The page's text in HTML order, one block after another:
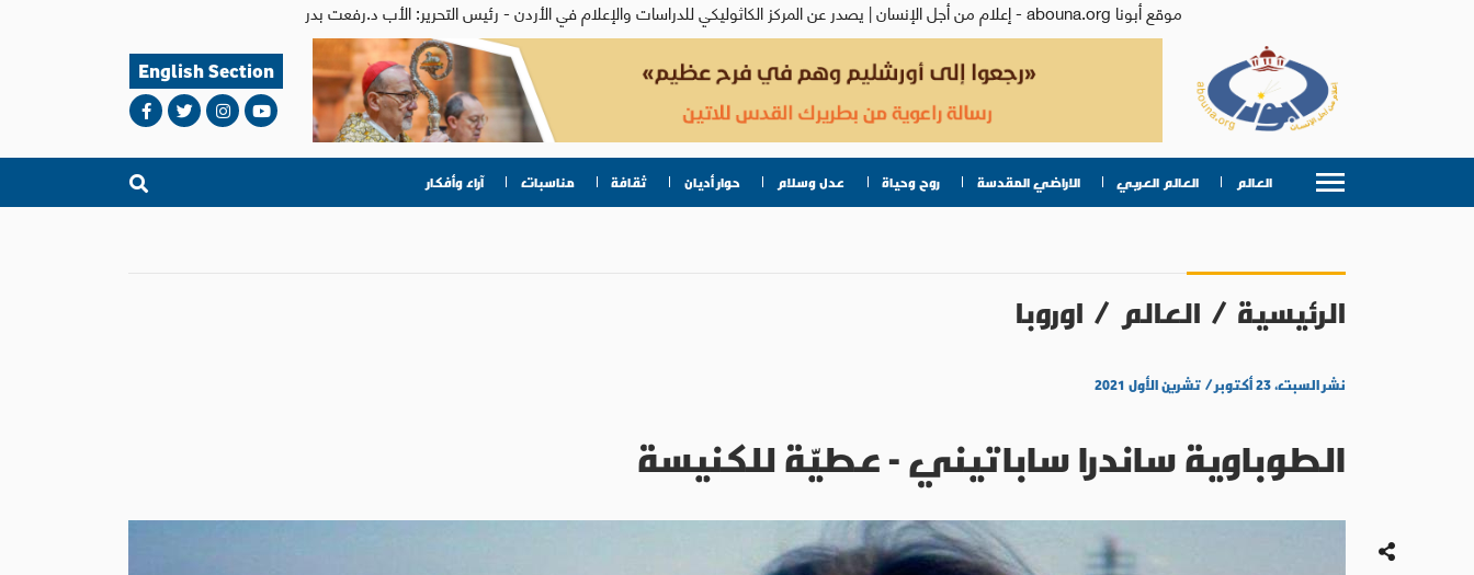
موقع أبونا abouna.org - إعلام من أجل الإنسان | يصدر عن المركز الكاثوليكي للدراسات والإعلام في الأردن - رئيس التحرير: الأب د.رفعت بدر
English Section
العالم العالم العربي الاراضي المقدسة روح وحياة عدل وسلام حوار أديان ثقافة مناسبات آراء وأفكار
الرئيسية / العالم / اوروبا
نشر السبت، ٢٣ أكتوبر / تشرين الأول ٢٠٢١
الطوباوية ساندرا ساباتيني - عطيّة للكنيسة